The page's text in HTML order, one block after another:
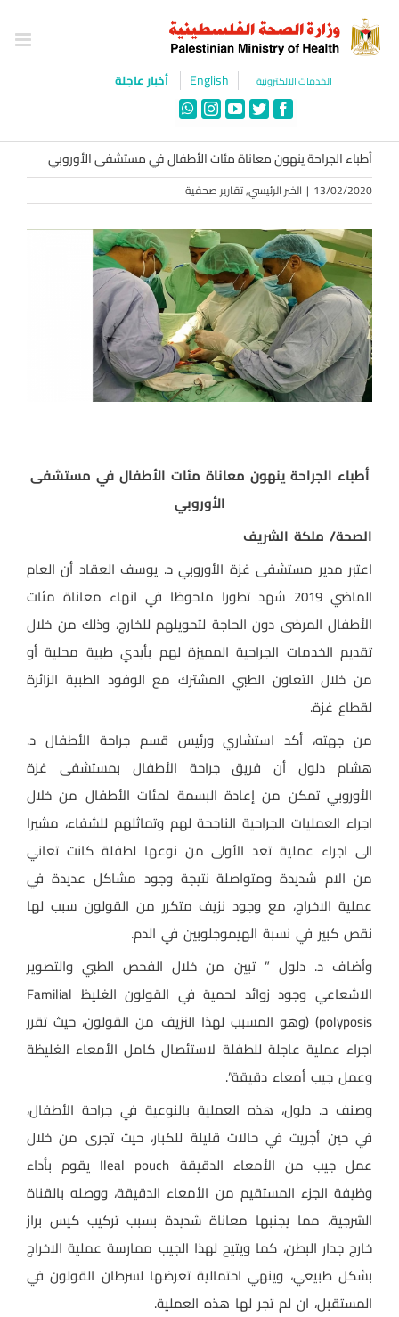
content
الخدمات الالكترونية English أخبار عاجلة
Facebook
Twitter
YouTube
Instagram
WhatsApp
أطباء الجراحة ينهون معاناة مئات الأطفال في مستشفى الأوروبي
13/02/2020
| الخبر الرئيسي,تقارير صحفية
أطباء الجراحة ينهون معاناة مئات الأطفال في مستشفى
الأوروبي
الصحة/ ملكة الشريف
اعتبر مدير مستشفى غزة الأوروبي د. يوسف العقاد أن العام
الماضي 2019 شهد تطورا ملحوظا في انهاء معاناة مئات
الأطفال المرضى دون الحاجة لتحويلهم للخارج، وذلك من خلال
تقديم الخدمات الجراحية المميزة لهم بأيدي طبية محلية أو
من خلال التعاون الطبي المشترك مع الوفود الطبية الزائرة
لقطاع غزة.
من جهته، أكد استشاري ورئيس قسم جراحة الأطفال د.
هشام دلول أن فريق جراحة الأطفال بمستشفى غزة
الأوروبي تمكن من إعادة البسمة لمئات الأطفال من خلال
اجراء العمليات الجراحية الناجحة لهم وتماثلهم للشفاء، مشيرا
الى اجراء عملية تعد الأولى من نوعها لطفلة كانت تعاني
من الام شديدة ومتواصلة نتيجة وجود مشاكل عديدة في
عملية الاخراج، مع وجود نزيف متكرر من القولون سبب لها
نقص كبير في نسبة الهيموجلوبين في الدم.
وأضاف د. دلول ” تبين من خلال الفحص الطبي والتصوير
الاشعاعي وجود زوائد لحمية في القولون الغليظ Familial
polyposis) (وهو المسبب لهذا النزيف من القولون، حيث تقرر
اجراء عملية عاجلة للطفلة لاستئصال كامل الأمعاء الغليظة
وعمل جيب أمعاء دقيقة”.
وصنف د. دلول، هذه العملية بالنوعية في جراحة الأطفال،
في حين أجريت في حالات قليلة للكبار، حيث تجرى من خلال
عمل جيب من الأمعاء الدقيقة Ileal pouch يقوم بأداء
وظيفة الجزء المستقيم من الأمعاء الدقيقة، ووصله بالقناة
الشرجية، مما يجنبها معاناة شديدة بسبب تركيب كيس براز
خارج جدار البطن، كما ويتيح لهذا الجيب ممارسة عملية الاخراج
بشكل طبيعي، وينهي احتمالية تعرضها لسرطان القولون في
المستقبل، ان لم تجر لها هذه العملية.